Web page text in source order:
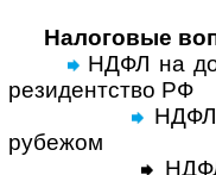
Налоговые
НДФЛ на
резидентство РФ
рубежом
НДФЛ